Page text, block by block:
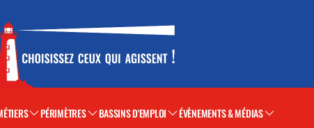
PÉRIMÈTRES BASSINS D'EMPLOI ÉVÈNEMENTS & MÉDIAS